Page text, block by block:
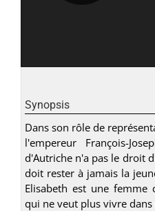
Synopsis
Dans son rôle de
l'empereur François-
d'Autriche n'a pas le droit
doit rester à jamais la
Elisabeth est une femme
qui ne veut plus vivre